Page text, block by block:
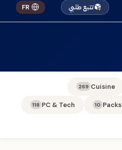
تتبع طلبي FR
Cuisine
269
Packs
10
PC & Tech
118